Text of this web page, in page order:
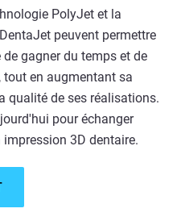
PolyJet et la
peuvent permettre
gagner du temps et de
tout en augmentant sa
qualité de ses réalisations.
pour échanger
3D dentaire.